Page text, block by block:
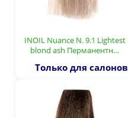
INOIL Nuance N. 9.1 Lightest
blond ash Перманентн…
Только для салонов